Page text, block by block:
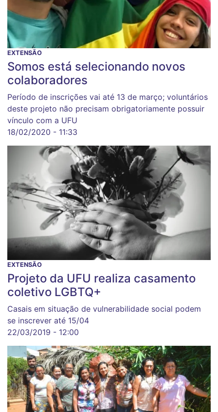
EXTENSÃO
Somos está selecionando novos
colaboradores
Período de inscrições vai até 13 de março; voluntários
deste projeto não precisam obrigatoriamente possuir
vínculo com a UFU
18/02/2020 - 11:33
EXTENSÃO
Projeto da UFU realiza casamento
coletivo LGBTQ+
Casais em situação de vulnerabilidade social podem
se inscrever até 15/04
22/03/2019 - 12:00